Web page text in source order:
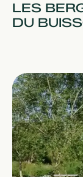
LES
DU